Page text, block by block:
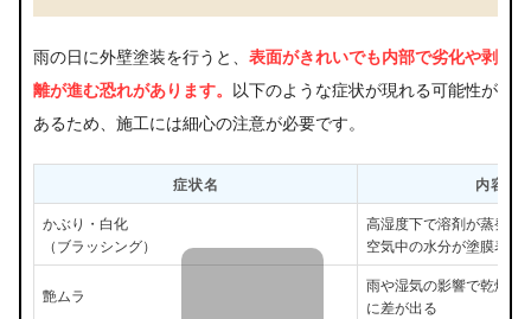
雨の日に外壁塗装を行うと、 表面がきれいでも内部で劣化や剥
離が進む恐れがあります。 以下のような症状が現れる可能性が
あるため、施工には細心の注意が必要です。
症状名
内容・
かぶり・白化
（ブラッシング）
高湿度下で溶剤が蒸発す
空気中の水分が塗膜表面
艶ムラ
雨や湿気の影響で乾燥速
に差が出る